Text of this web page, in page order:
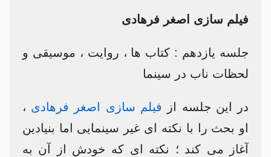
فیلم سازی اصغر فرهادی
جلسه یازدهم : کتاب ها ، روایت ، موسیقی و
لحظات ناب در سینما
در این جلسه از فیلم سازی اصغر فرهادی ،
او بحث را با نکته ای غیر سینمایی اما بنیادین
آغاز می کند ؛ نکته ای که خودش از آن به